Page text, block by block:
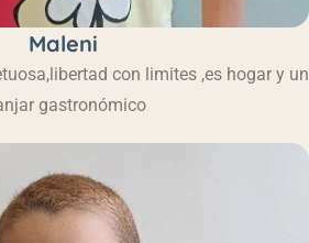
Maleni
con limites ,es hogar y un
gastronómico